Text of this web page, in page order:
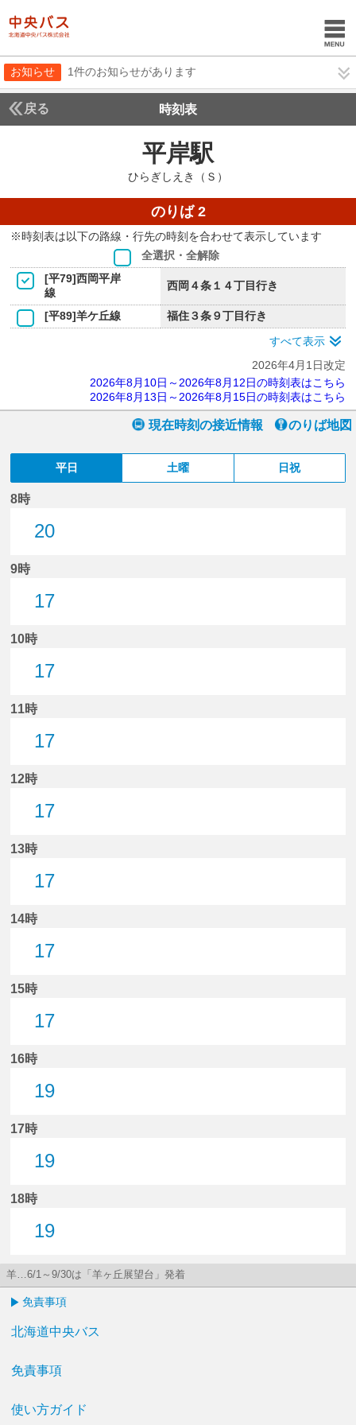
お知らせ 1件のお知らせがあります
戻る 時刻表
平岸駅
ひらぎしえき（Ｓ）
のりば 2
※時刻表は以下の路線・行先の時刻を合わせて表示しています
全選択・全解除
[平79]西岡平岸
線
西岡４条１４丁目行き
[平89]羊ケ丘線
福住３条９丁目行き
すべて表示
2026年4月1日改定
2026年8月10日～2026年8月12日の時刻表はこちら
2026年8月13日～2026年8月15日の時刻表はこちら
現在時刻の接近情報 のりば地図
平日 土曜 日祝
8時
20
9時
17
10時
17
11時
17
12時
17
13時
17
14時
17
15時
17
16時
19
17時
19
18時
19
羊…6/1～9/30は「羊ヶ丘展望台」発着
免責事項
北海道中央バス
免責事項
使い方ガイド